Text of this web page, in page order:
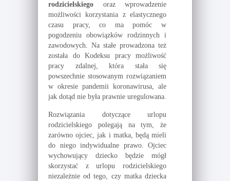
rodzicielskiego oraz wprowadzenie
możliwości korzystania z elastycznego
czasu pracy, co ma pomóc w
pogodzeniu obowiązków rodzinnych i
zawodowych. Na stałe prowadzona też
została do Kodeksu pracy możliwość
pracy zdalnej, która stała się
powszechnie stosowanym rozwiązaniem
w okresie pandemii koronawirusa, ale
jak dotąd nie była prawnie uregulowana.
Rozwiązania dotyczące urlopu
rodzicielskiego polegają na tym, że
zarówno ojciec, jak i matka, będą mieli
do niego indywidualne prawo. Ojciec
wychowujący dziecko będzie mógł
skorzystać z urlopu rodzicielskiego
niezależnie od tego, czy matka dziecka